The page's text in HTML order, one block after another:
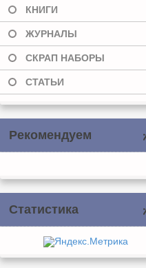
КНИГИ
ЖУРНАЛЫ
СКРАП НАБОРЫ
СТАТЬИ
Рекомендуем
Статистика